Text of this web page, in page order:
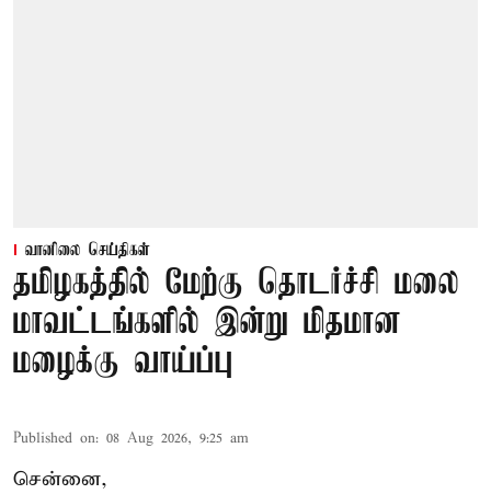
வானிலை செய்திகள்
தமிழகத்தில் மேற்கு தொடர்ச்சி மலை
மாவட்டங்களில் இன்று மிதமான
மழைக்கு வாய்ப்பு
Published on: 08 Aug 2026, 9:25 am
சென்னை,